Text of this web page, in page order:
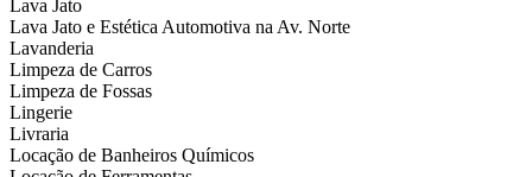
Lava Jato
Lava Jato e Estética Automotiva na Av. Norte
Lavanderia
Limpeza de Carros
Limpeza de Fossas
Lingerie
Livraria
Locação de Banheiros Químicos